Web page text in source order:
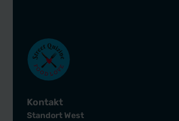
Kontakt
Standort West